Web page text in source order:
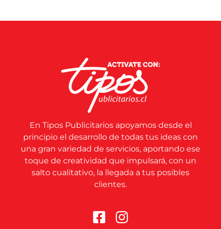
En Tipos Publicitarios apoyamos desde el
principio el desarrollo de todas tus ideas con
una gran variedad de servicios, aportando ese
toque de creatividad que impulsará, con un
salto cualitativo, la llegada a tus posibles
clientes.